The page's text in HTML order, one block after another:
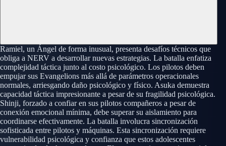
Ramiel, un Ángel de forma inusual, presenta desafíos técnicos que
obliga a NERV a desarrollar nuevas estrategias. La batalla enfatiza
complejidad táctica junto al costo psicológico. Los pilotos deben
empujar sus Evangelions más allá de parámetros operacionales
normales, arriesgando daño psicológico y físico. Asuka demuestra
capacidad táctica impresionante a pesar de su fragilidad psicológica.
Shinji, forzado a confiar en sus pilotos compañeros a pesar de
conexión emocional mínima, debe superar su aislamiento para
coordinarse efectivamente. La batalla involucra sincronización
sofisticada entre pilotos y máquinas. Esta sincronización requiere
vulnerabilidad psicológica y confianza que estos adolescentes